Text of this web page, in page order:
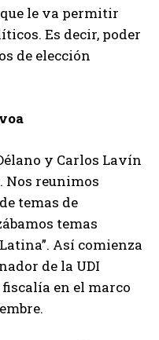
le va permitir
Es decir, poder
de elección
y Carlos Lavín
Nos reunimos
temas de
temas
Así comienza
de la UDI
en el marco